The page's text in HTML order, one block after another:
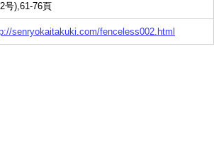
号),61-76頁
senryokaitakuki.com/fenceless002.html